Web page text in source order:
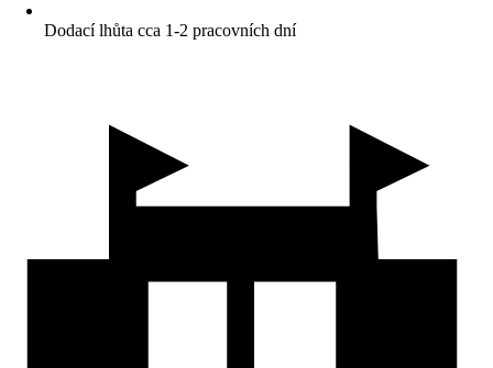
Dodací lhůta cca 1-2 pracovních dní